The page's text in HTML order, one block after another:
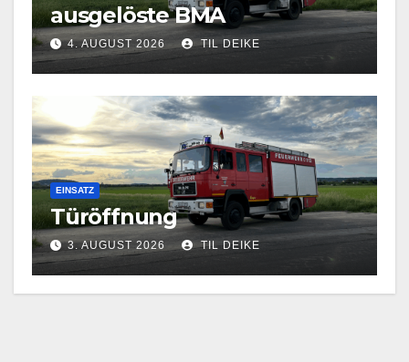
ausgelöste BMA
4. AUGUST 2026 TIL DEIKE
EINSATZ
Türöffnung
3. AUGUST 2026 TIL DEIKE